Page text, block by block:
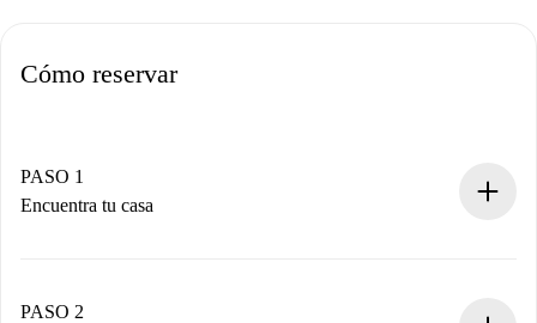
Cómo reservar
PASO 1
Encuentra tu casa
Tienes toda la información necesaria por adelantado.
PASO 2